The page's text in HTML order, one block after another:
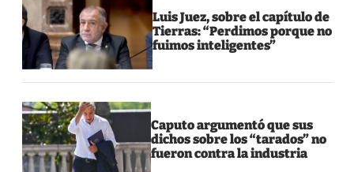
Luis Juez, sobre el capítulo de
Tierras: “Perdimos porque no
fuimos inteligentes”
Caputo argumentó que sus
dichos sobre los “tarados” no
fueron contra la industria